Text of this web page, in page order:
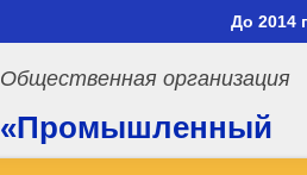
До 2014
Общественная организация
«Промышленный